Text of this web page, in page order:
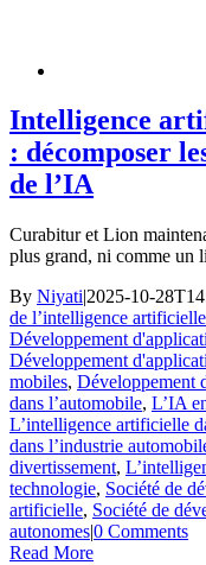
Intelligence
: décomposer
de l’IA
Curabitur et Lion
plus grand, ni comme un
By Niyati|2025-10-
de l’intelligence artificielle
Développement
Développement
mobiles, Développement
dans l’automobile, L’IA
L’intelligence artificielle
dans l’industrie
divertissement,
technologie, Société de
artificielle, Société de
autonomes|0 Comments
Read More